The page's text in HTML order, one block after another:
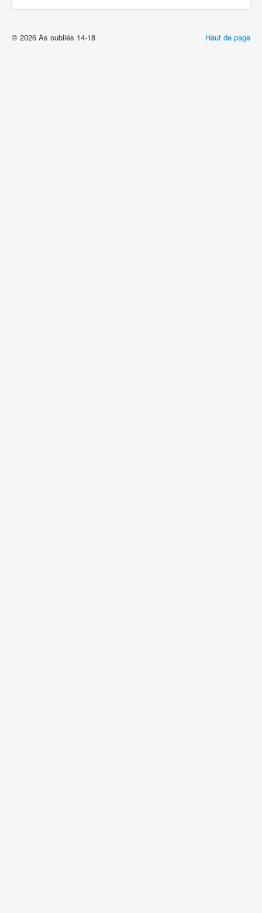
Haut de page
© 2026 As oubliés 14-18